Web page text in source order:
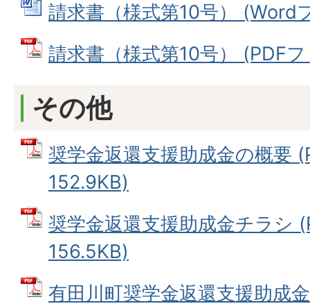
請求書（様式第10号） (Word
請求書（様式第10号） (PDF
その他
奨学金返還支援助成金の概要
152.9KB)
奨学金返還支援助成金チラシ
156.5KB)
有田川町奨学金返還支援助成